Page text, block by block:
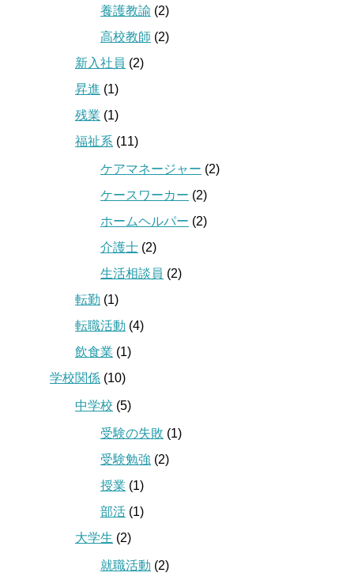
養護教諭 (2)
高校教師 (2)
新入社員 (2)
昇進 (1)
残業 (1)
福祉系 (11)
ケアマネージャー (2)
ケースワーカー (2)
ホームヘルパー (2)
介護士 (2)
生活相談員 (2)
転勤 (1)
転職活動 (4)
飲食業 (1)
学校関係 (10)
中学校 (5)
受験の失敗 (1)
受験勉強 (2)
授業 (1)
部活 (1)
大学生 (2)
就職活動 (2)